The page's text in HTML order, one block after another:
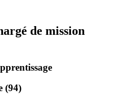
de mission
(94)